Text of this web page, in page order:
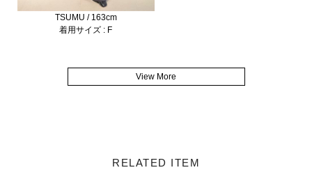
TSUMU / 163cm
着用サイズ : F
View More
RELATED ITEM